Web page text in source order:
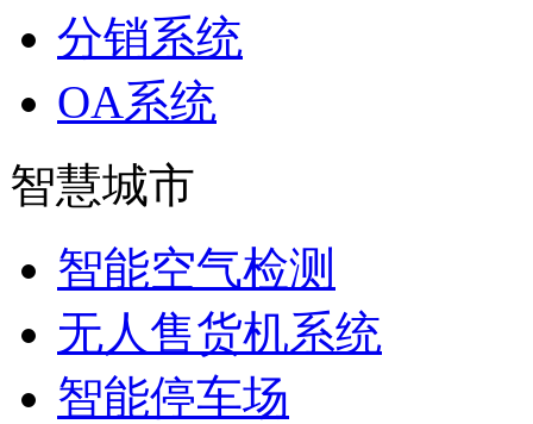
分销系统
OA系统
智慧城市
智能空气检测
无人售货机系统
智能停车场